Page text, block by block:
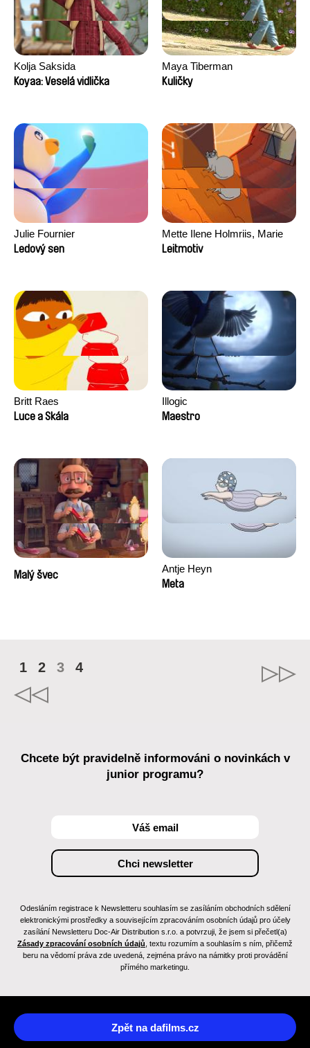
Kolja Saksida
Koyaa: Veselá vidlička
Maya Tiberman
Kuličky
Julie Fournier
Ledový sen
Mette Ilene Holmriis, Marie
Jørgensen, Jeanette
Leitmotiv
Britt Raes
Luce a Skála
Illogic
Maestro
Malý švec
Antje Heyn
Meta
1 2 3 4
Chcete být pravidelně informováni o novinkách v
junior programu?
Odesláním registrace k Newsletteru souhlasím se zasíláním obchodních sdělení
elektronickými prostředky a souvisejícím zpracováním osobních údajů pro účely
zasílání Newsletteru Doc-Air Distribution s.r.o. a potvrzuji, že jsem si přečetl(a)
Zásady zpracování osobních údajů , textu rozumím a souhlasím s ním, přičemž
beru na vědomí práva zde uvedená, zejména právo na námitky proti provádění
přímého marketingu.
Zpět na dafilms.cz